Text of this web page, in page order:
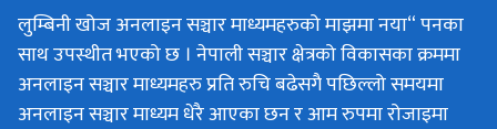
लुम्बिनी खोज अनलाइन सञ्चार माध्यमहरुको माझमा नया“ पनका
साथ उपस्थीत भएको छ । नेपाली सञ्चार क्षेत्रको विकासका क्रममा
अनलाइन सञ्चार माध्यमहरु प्रति रुचि बढेसगै पछिल्लो समयमा
अनलाइन सञ्चार माध्यम धेरै आएका छन र आम रुपमा रोजाइमा